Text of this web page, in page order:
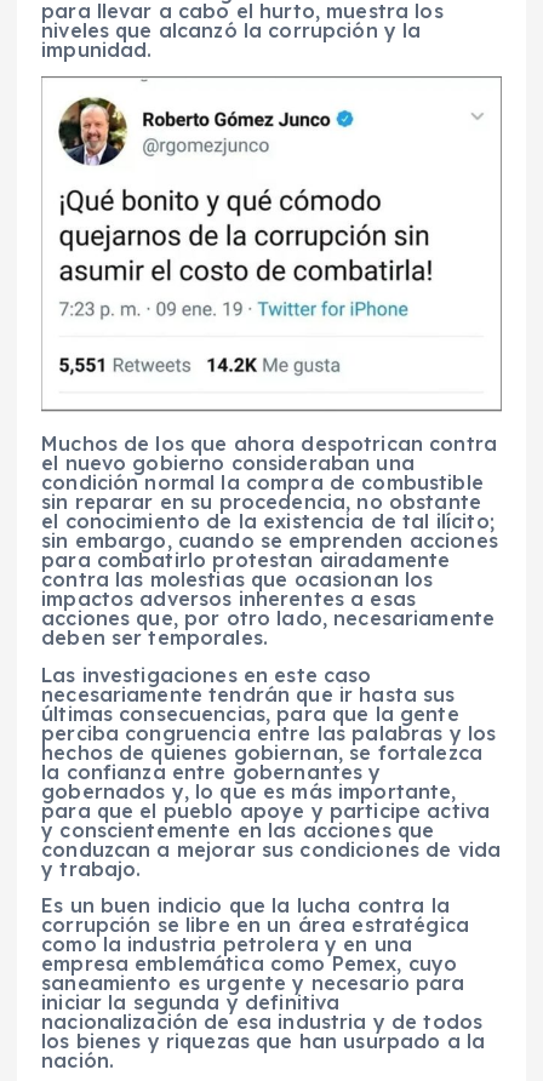
para llevar a cabo el hurto, muestra los
niveles que alcanzó la corrupción y la
impunidad.
Muchos de los que ahora despotrican contra
el nuevo gobierno consideraban una
condición normal la compra de combustible
sin reparar en su procedencia, no obstante
el conocimiento de la existencia de tal ilícito;
sin embargo, cuando se emprenden acciones
para combatirlo protestan airadamente
contra las molestias que ocasionan los
impactos adversos inherentes a esas
acciones que, por otro lado, necesariamente
deben ser temporales.
Las investigaciones en este caso
necesariamente tendrán que ir hasta sus
últimas consecuencias, para que la gente
perciba congruencia entre las palabras y los
hechos de quienes gobiernan, se fortalezca
la confianza entre gobernantes y
gobernados y, lo que es más importante,
para que el pueblo apoye y participe activa
y conscientemente en las acciones que
conduzcan a mejorar sus condiciones de vida
y trabajo.
Es un buen indicio que la lucha contra la
corrupción se libre en un área estratégica
como la industria petrolera y en una
empresa emblemática como Pemex, cuyo
saneamiento es urgente y necesario para
iniciar la segunda y definitiva
nacionalización de esa industria y de todos
los bienes y riquezas que han usurpado a la
nación.